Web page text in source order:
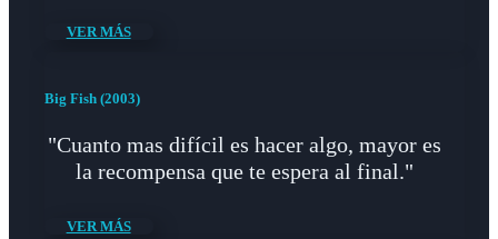
VER MÁS
Big Fish (2003)
"Cuanto mas difícil es hacer algo, mayor es
la recompensa que te espera al final."
VER MÁS